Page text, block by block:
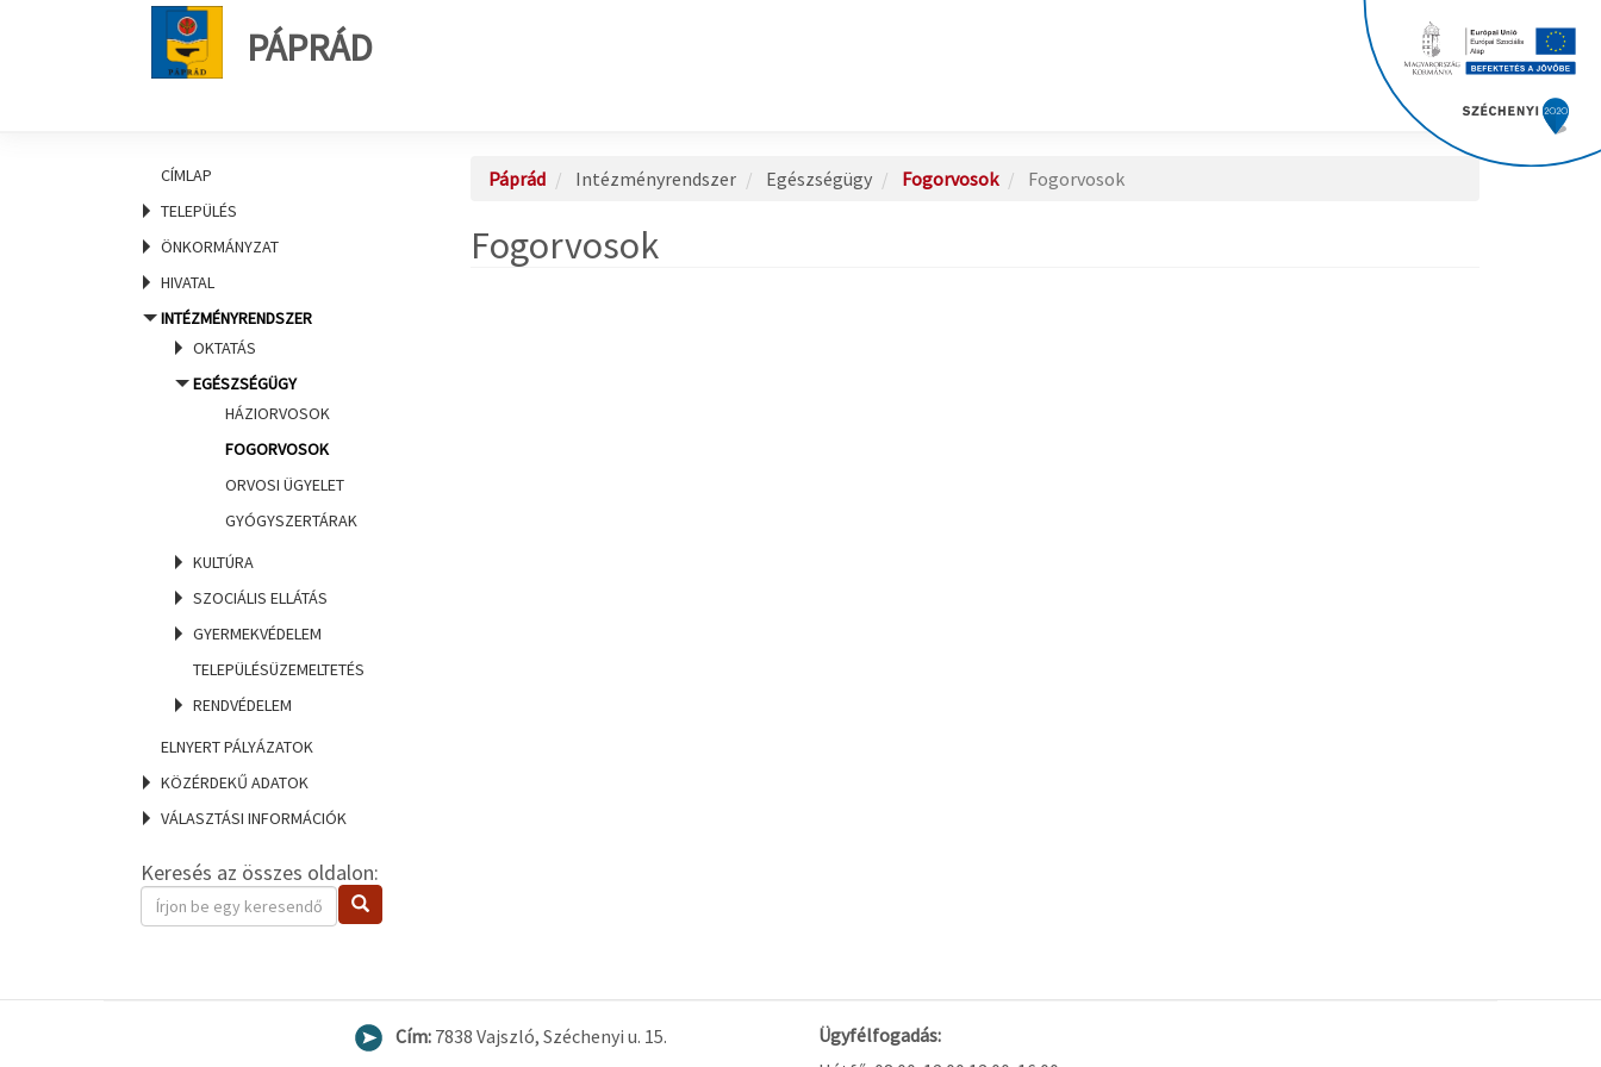
PÁPRÁD
CÍMLAP
TELEPÜLÉS
ÖNKORMÁNYZAT
HIVATAL
INTÉZMÉNYRENDSZER
OKTATÁS
EGÉSZSÉGÜGY
HÁZIORVOSOK
FOGORVOSOK
ORVOSI ÜGYELET
GYÓGYSZERTÁRAK
KULTÚRA
SZOCIÁLIS ELLÁTÁS
GYERMEKVÉDELEM
TELEPÜLÉSÜZEMELTETÉS
RENDVÉDELEM
ELNYERT PÁLYÁZATOK
KÖZÉRDEKŰ ADATOK
VÁLASZTÁSI INFORMÁCIÓK
Keresés az összes oldalon:
Keresendő
kifejezés
Keresés
Páprád Intézményrendszer Egészségügy Fogorvosok Fogorvosok
Fogorvosok
Cím: 7838 Vajszló, Széchenyi u. 15.
Ügyfélfogadás: